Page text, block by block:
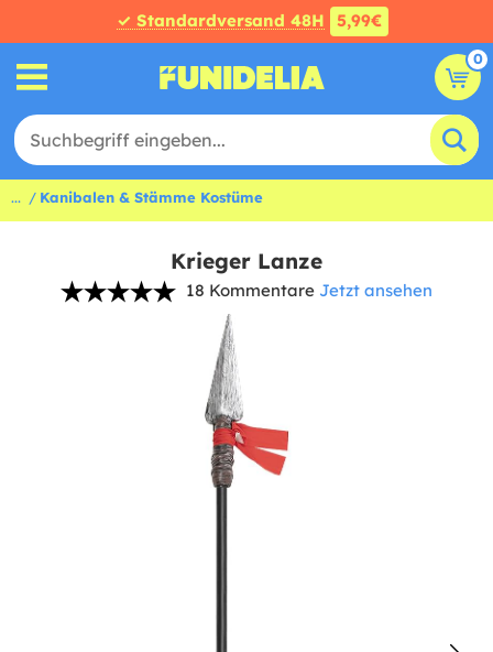
✓ Standardversand 48H 5,99€
0
... Kanibalen & Stämme Kostüme
Krieger Lanze
18 Kommentare Jetzt ansehen